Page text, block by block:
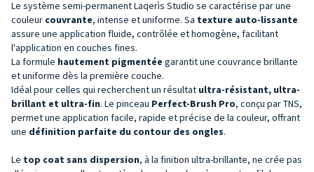
Le système semi-permanent Laqerìs Studio se caractérise par une
couleur couvrante, intense et uniforme. Sa texture auto-lissante
assure une application fluide, contrôlée et homogène, facilitant
l'application en couches fines.
La formule hautement pigmentée garantit une couvrance brillante
et uniforme dès la première couche.
Idéal pour celles qui recherchent un résultat ultra-résistant, ultra-
brillant et ultra-fin. Le pinceau Perfect-Brush Pro, conçu par TNS,
permet une application facile, rapide et précise de la couleur, offrant
une définition parfaite du contour des ongles.
Le top coat sans dispersion, à la finition ultra-brillante, ne crée pas